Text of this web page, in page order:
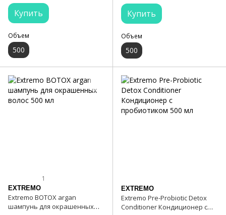
Купить
Объем
500
Купить
Объем
500
1
EXTREMO
Extremo BOTOX argan
шампунь для окрашенных
EXTREMO
Extremo Pre-Probiotic Detox
Conditioner Кондиционер с